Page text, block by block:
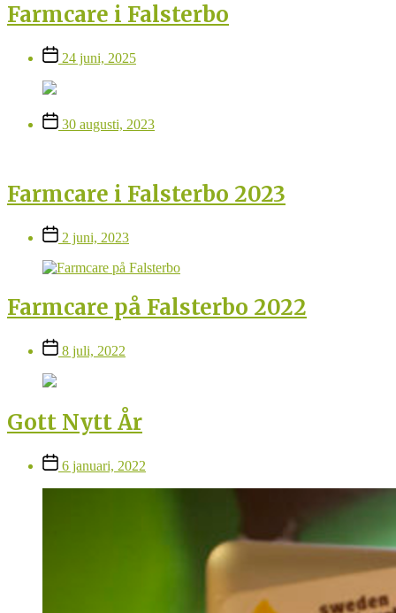
Farmcare i Falsterbo
Inläggsdatum
24 juni, 2025
Inläggsdatum
30 augusti, 2023
Farmcare i Falsterbo 2023
Inläggsdatum
2 juni, 2023
Farmcare på Falsterbo 2022
Inläggsdatum
8 juli, 2022
Gott Nytt År
Inläggsdatum
6 januari, 2022